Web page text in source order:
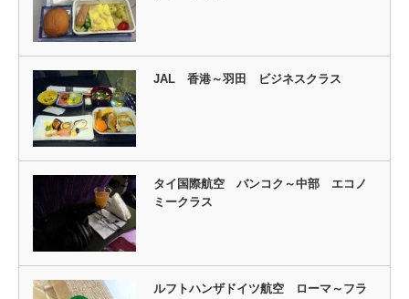
JAL 香港～羽田 ビジネスクラス
タイ国際航空 バンコク～中部 エコノ
ミークラス
ルフトハンザドイツ航空 ローマ～フラ